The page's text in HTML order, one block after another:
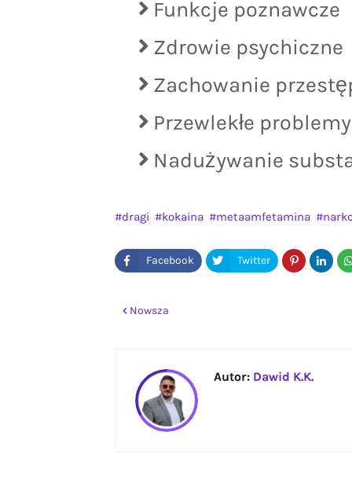
Funkcje poznawcze
Zdrowie psychiczne
Zachowanie
Przewlekłe
Nadużywanie
dragi kokaina metaamfetamina
Nowsza
Autor: Dawid K.K.